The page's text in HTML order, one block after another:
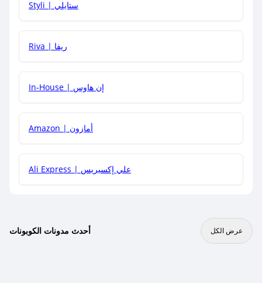
هل يمكنني جمع كود خصم مع العروض الأخرى؟
Styli | ستايلي
Riva | ريفا
In-House | إن هاوس
Amazon | أمازون
Ali Express | علي إكسبريس
أحدث مدونات الكوبونات عرض الكل